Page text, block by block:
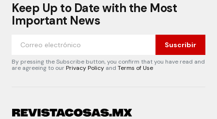
Keep Up to Date with the Most
Important News
Suscribir
By pressing the Subscribe button, you confirm that you have read and
are agreeing to ourPrivacy Policy and Terms of Use